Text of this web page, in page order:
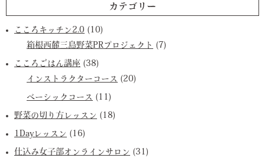
カテゴリー
こころキッチン2.0 (10)
箱根西麓三島野菜PRプロジェクト (7)
こころごはん講座 (38)
インストラクターコース (20)
ベーシックコース (11)
野菜の切り方レッスン (18)
1Dayレッスン (16)
仕込み女子部オンラインサロン (31)